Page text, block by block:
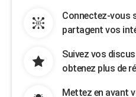
Connectez-vous
partagent vos
Suivez vos
obtenez plus de
Mettez en avant